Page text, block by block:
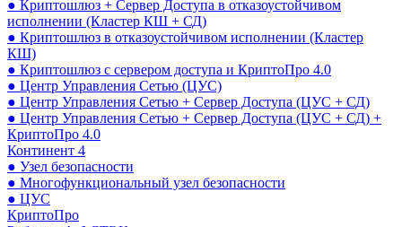
● Криптошлюз + Сервер Доступа в отказоустойчивом
исполнении (Кластер КШ + СД)
● Криптошлюз в отказоустойчивом исполнении (Кластер
КШ)
● Криптошлюз с сервером доступа и КриптоПро 4.0
● Центр Управления Сетью (ЦУС)
● Центр Управления Сетью + Сервер Доступа (ЦУС + СД)
● Центр Управления Сетью + Сервер Доступа (ЦУС + СД) +
КриптоПро 4.0
Континент 4
● Узел безопасности
● Многофункциональный узел безопасности
● ЦУС
КриптоПро